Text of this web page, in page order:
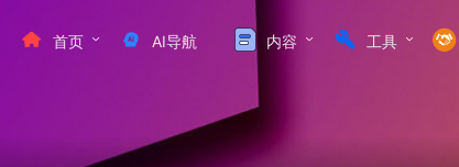
首页 AI导航 内容 工具